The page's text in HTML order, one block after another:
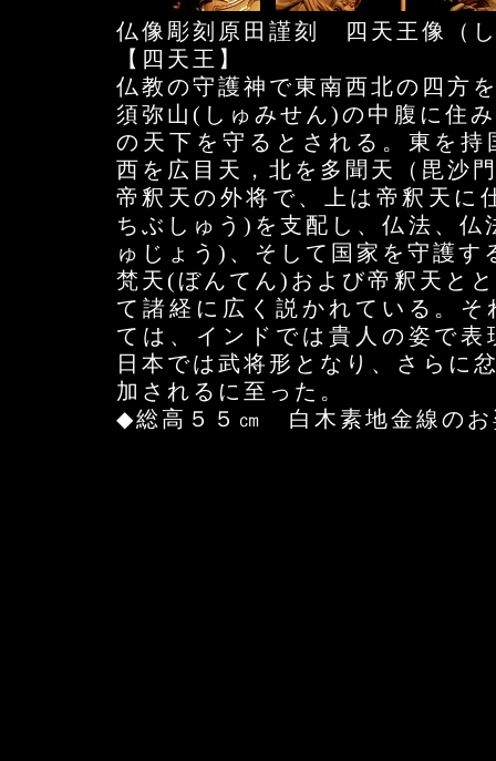
仏像彫刻原田謹刻 四天王像（
【四天王】
仏教の守護神で東南西北の四方
須弥山(しゅみせん)の中腹に住
の天下を守るとされる。東を
西を広目天，北を多聞天（毘沙
帝釈天の外将で、上は帝釈天に
ちぶしゅう)を支配し、仏法、仏
ゅじょう)、そして国家を守護す
梵天(ぼんてん)および帝釈天と
て諸経に広く説かれている。
ては、インドでは貴人の姿で
日本では武将形となり、さらに
加されるに至った。
◆総高５５㎝ 白木素地金線のお